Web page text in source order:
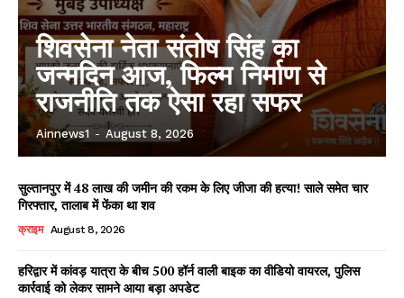
शिवसेना नेता संतोष सिंह का
जन्मदिन आज, फिल्म निर्माण से
राजनीति तक ऐसा रहा सफर
Ainnews1 - August 8, 2026
सुल्तानपुर में 48 लाख की जमीन की रकम के लिए जीजा की हत्या! साले समेत चार
गिरफ्तार, तालाब में फेंका था शव
क्राइम August 8, 2026
हरिद्वार में कांवड़ यात्रा के बीच 500 हॉर्न वाली बाइक का वीडियो वायरल, पुलिस
कार्रवाई को लेकर सामने आया बड़ा अपडेट